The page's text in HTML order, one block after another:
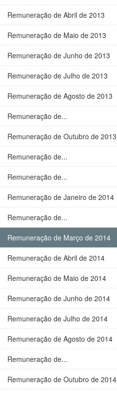
Remuneração de Abril de 2013
Remuneração de Maio de 2013
Remuneração de Junho de 2013
Remuneração de Julho de 2013
Remuneração de Agosto de 2013
Remuneração de...
Remuneração de Outubro de 2013
Remuneração de...
Remuneração de...
Remuneração de Janeiro de 2014
Remuneração de...
Remuneração de Março de 2014
Remuneração de Abril de 2014
Remuneração de Maio de 2014
Remuneração de Junho de 2014
Remuneração de Julho de 2014
Remuneração de Agosto de 2014
Remuneração de...
Remuneração de Outubro de 2014